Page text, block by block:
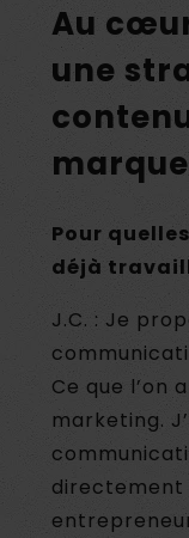
Au
une
Pour
déjà
J.C. : Je
Ce que l’on
marketing.
directement